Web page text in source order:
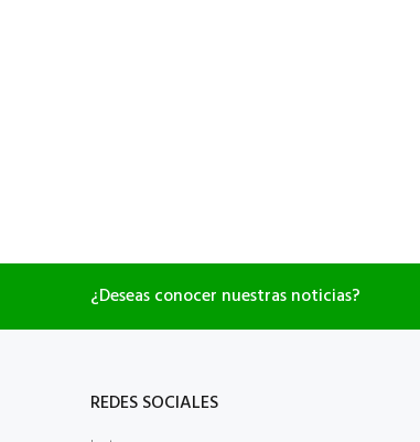
¿Deseas conocer nuestras noticias?
REDES SOCIALES